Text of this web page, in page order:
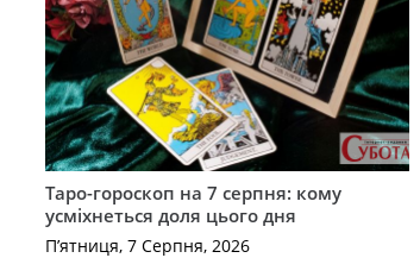
Таро-гороскоп на 7 серпня: кому
усміхнеться доля цього дня
П’ятниця, 7 Серпня, 2026